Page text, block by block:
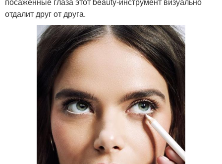
отдалит друг от друга.